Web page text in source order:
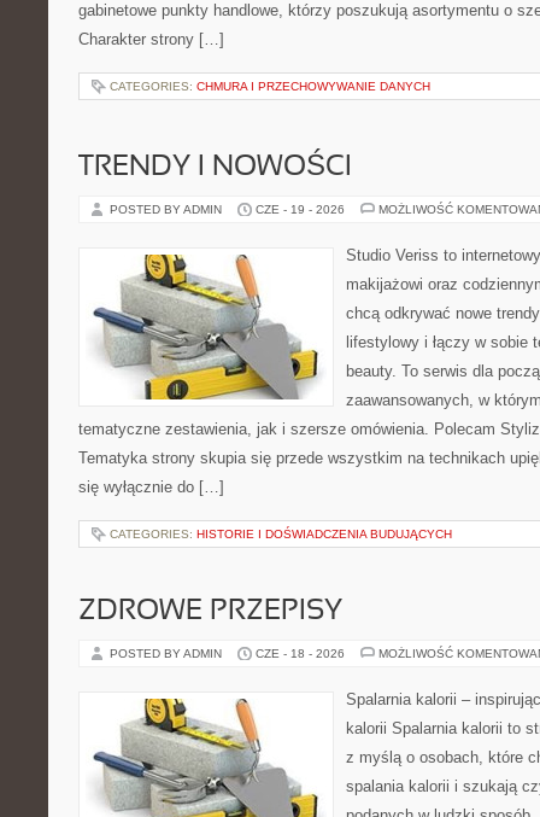
gabinetowe punkty handlowe, którzy poszukują asortymentu o
Charakter strony […]
CATEGORIES: CHMURA I PRZECHOWYWANIE DANYCH
TRENDY I NOWOŚCI
POSTED BY ADMIN CZE - 19 - 2026 MOŻLIWOŚĆ
Studio Veriss to
makijażowi oraz
chcą odkrywać nowe
lifestylowy i łączy w sobie
beauty. To serwis dla
zaawansowanych, w
tematyczne zestawienia, jak i szersze omówienia. Polecam
Tematyka strony skupia się przede wszystkim na technikach
się wyłącznie do […]
CATEGORIES: HISTORIE I DOŚWIADCZENIA BUDUJĄCYCH
ZDROWE PRZEPISY
POSTED BY ADMIN CZE - 18 - 2026 MOŻLIWOŚĆ
Spalarnia kalorii –
kalorii Spalarnia kalorii to
z myślą o osobach, które
spalania kalorii i szukają